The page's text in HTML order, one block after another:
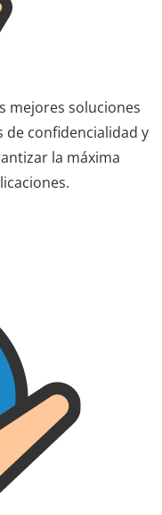
mejores soluciones
de confidencialidad y
la máxima